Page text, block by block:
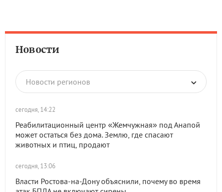
Новости
Новости регионов
сегодня, 14:22
Реабилитационный центр «Жемчужная» под Анапой
может остаться без дома. Землю, где спасают
животных и птиц, продают
сегодня, 13:06
Власти Ростова-на-Дону объяснили, почему во время